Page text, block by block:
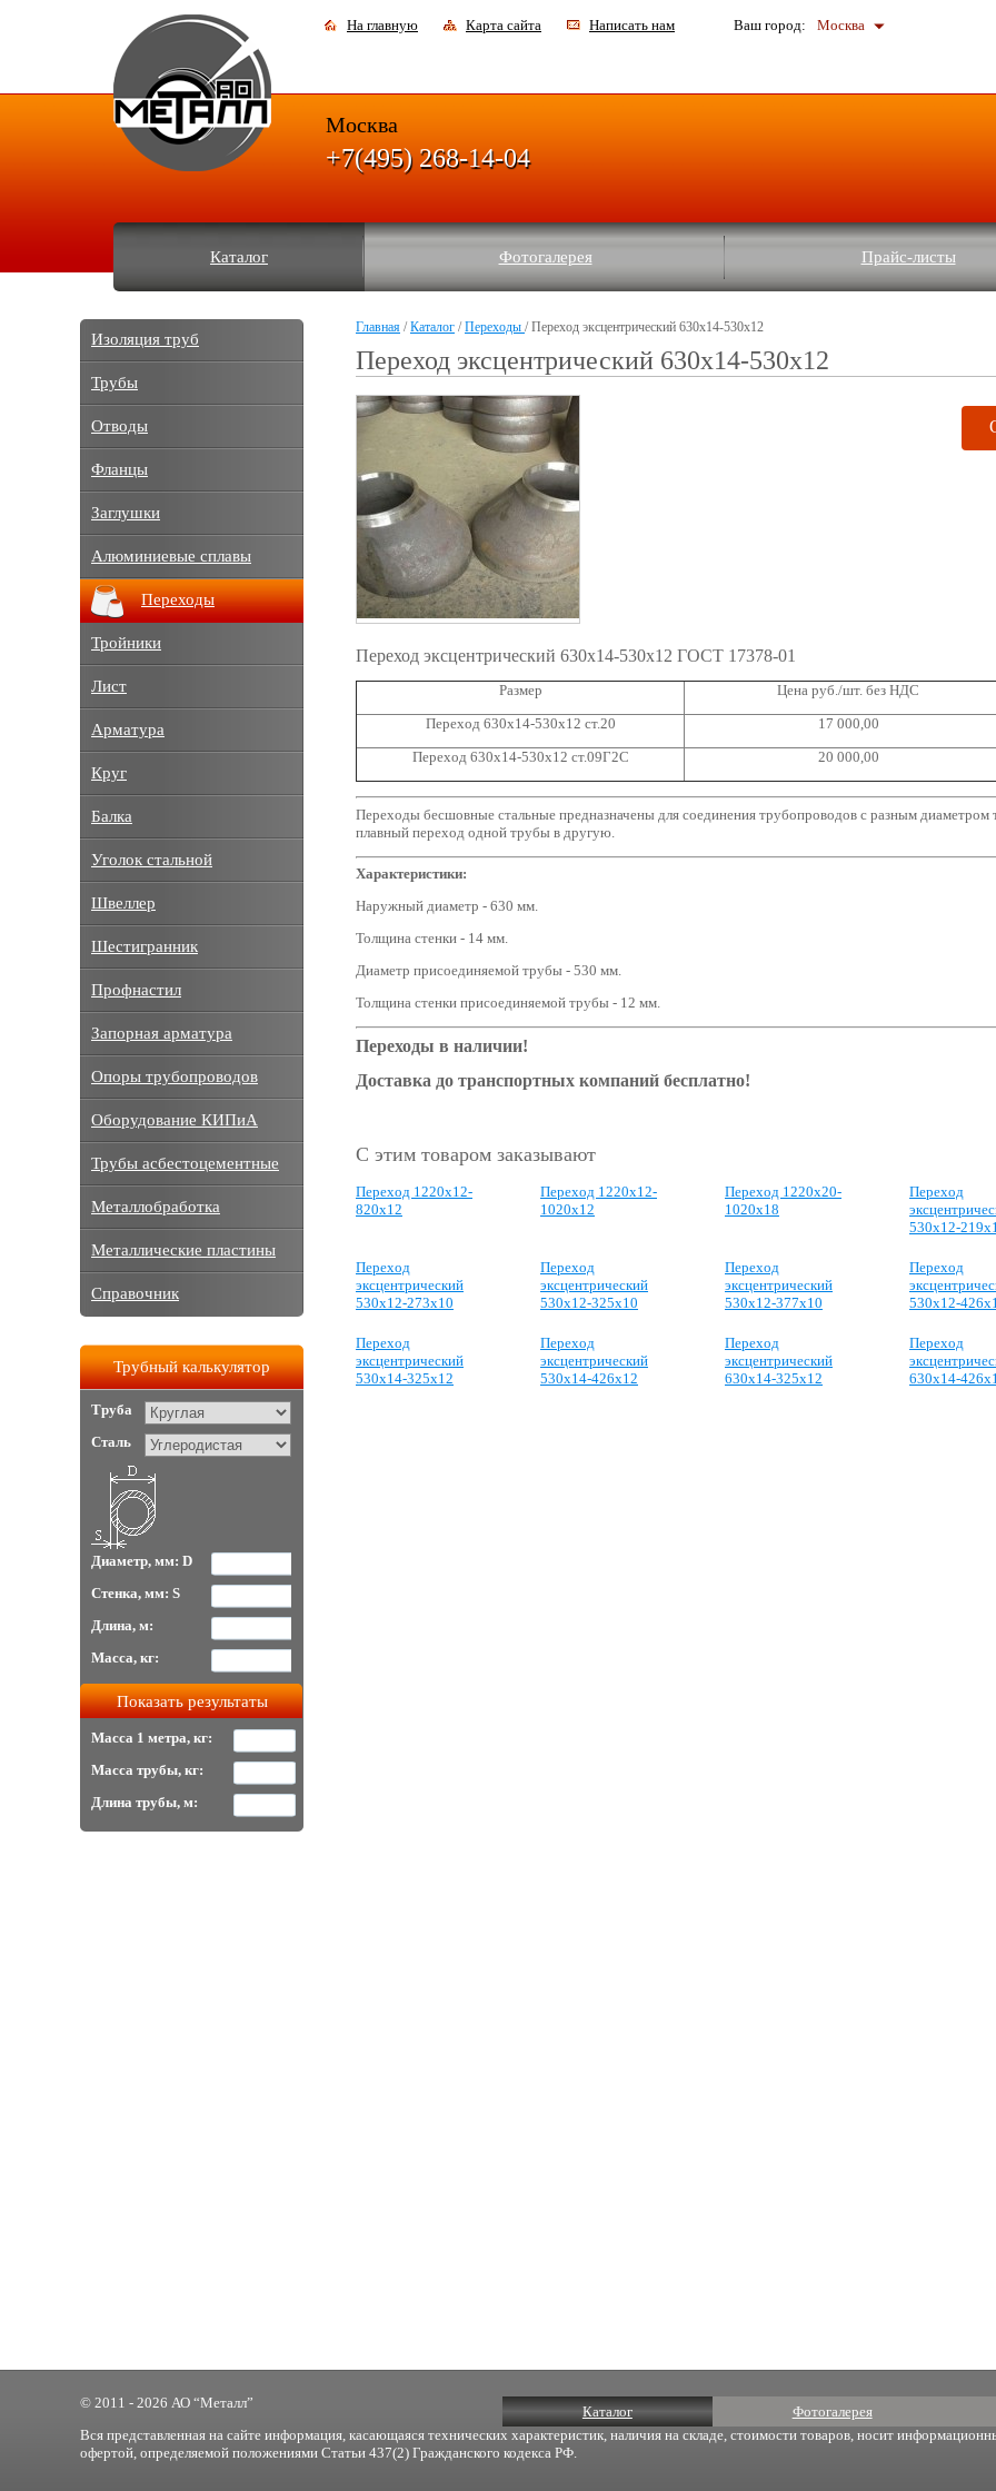
На главную Карта сайта Написать нам Ваш город: Москва
Каталог Фотогалерея Прайс-листы
Москва
+7(495) 268-14-04
Главная /Каталог /Переходы / Переход эксцентрический 630x14-530x12
Переход эксцентрический 630x14-530x12
Переход эксцентрический 630x14-530x12 ГОСТ 17378-01
Размер
Цена руб./шт. без НДС
Переход 630x14-530x12 ст.20
17 000,00
Переход 630x14-530x12 ст.09Г2С
20 000,00
Переходы бесшовные стальные предназначены для соединения трубопроводов с разным диаметром
плавный переход одной трубы в другую.
Характеристики:
Наружный диаметр - 630 мм.
Толщина стенки - 14 мм.
Диаметр присоединяемой трубы - 530 мм.
Толщина стенки присоединяемой трубы - 12 мм.
Переходы в наличии!
Доставка до транспортных компаний бесплатно!
С этим товаром заказывают
Переход 1220x12-
820x12
Переход 1220x12-
1020x12
Переход 1220x20-
1020x18
Переход
530x12-
Переход
эксцентрический
530x12-273x10
Переход
эксцентрический
530x12-325x10
Переход
эксцентрический
530x12-377x10
Переход
530x12-
Переход
эксцентрический
530x14-325x12
Переход
эксцентрический
530x14-426x12
Переход
эксцентрический
630x14-325x12
Переход
630x14-
Изоляция труб
Трубы
Отводы
Фланцы
Заглушки
Алюминиевые сплавы
Переходы
Тройники
Лист
Арматура
Круг
Балка
Уголок стальной
Швеллер
Шестигранник
Профнастил
Запорная арматура
Опоры трубопроводов
Оборудование КИПиА
Трубы асбестоцементные
Металлобработка
Металлические пластины
Справочник
Трубный калькулятор
Труба
Сталь
Диаметр, мм: D
Стенка, мм: S
Длина, м:
Масса, кг:
Масса 1 метра, кг:
Масса трубы, кг:
Длина трубы, м:
Каталог Фотогалерея
© 2011 - 2026 АО “Металл”
Вся представленная на сайте информация, касающаяся технических характеристик, наличия на складе, стоимости товаров, носит
офертой, определяемой положениями Статьи 437(2) Гражданского кодекса РФ.